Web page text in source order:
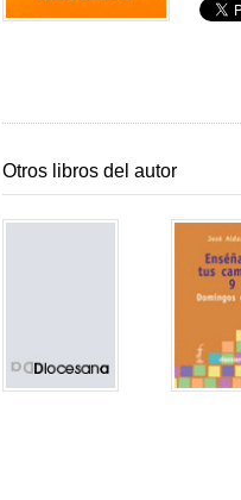
Otros libros del autor